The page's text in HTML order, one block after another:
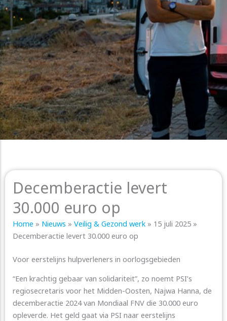
Decemberactie levert
30.000 euro op
Home » Nieuws » Veilig & Gezond werk » 15 juli 2025 »
Decemberactie levert 30.000 euro op
Voor eerstelijns hulpverleners in oorlogsgebieden
“Een krachtig gebaar van solidariteit”, zo noemt PSI’s
regiosecretaris voor het Midden-Oosten, Najwa Hanna, de
decemberactie 2024 van Mondiaal FNV die 30.000 euro
opleverde. Het geld gaat via PSI naar eerstelijns